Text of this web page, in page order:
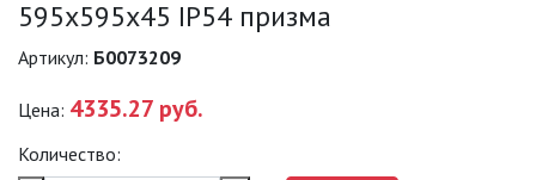
595х595х45 IP54 призма
Артикул: Б0073209
Цена: 4335.27 руб.
Количество: